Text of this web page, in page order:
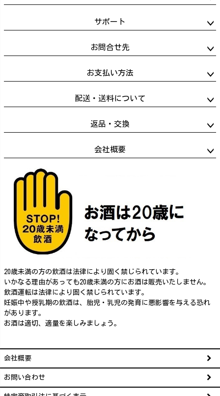
ップ
サポート
お問合せ先
お支払い方法
配送・送料について
返品・交換
会社概要
20歳未満の方の飲酒は法律により固く禁じられています。
いかなる理由があっても20歳未満の方にお酒は販売いたしません。
飲酒運転は法律により固く禁じられています。
妊娠中や授乳期の飲酒は、胎児・乳児の発育に悪影響を与える恐れ
があります。
お酒は適切、適量を楽しみましょう。
会社概要
お問い合わせ